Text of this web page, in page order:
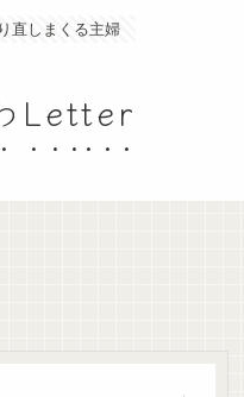
直しまくる主婦
Letter